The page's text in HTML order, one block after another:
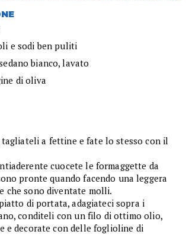
e sodi ben puliti
bianco, lavato
di oliva
a fettine e fate lo stesso con il
cuocete le formaggette da
pronte quando facendo una leggera
che sono diventate molli.
di portata, adagiateci sopra i
conditeli con un filo di ottimo olio,
e decorate con delle foglioline di